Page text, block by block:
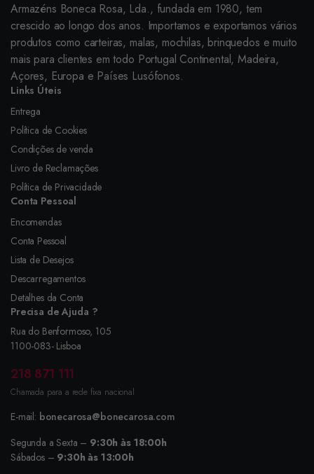
Armazéns Boneca Rosa, Lda., fundada em 1980, tem
crescido ao longo dos anos. Importamos e exportamos vários
produtos como carteiras, malas, mochilas, brinquedos e muito
mais para clientes em todo Portugal Continental, Madeira,
Açores, Europa e Países Lusófonos.
Links Úteis
Entrega
Política de Cookies
Condições de venda
Livro de Reclamações
Política de Privacidade
Conta Pessoal
Encomendas
Conta Pessoal
Lista de Desejos
Descarregamentos
Detalhes da Conta
Precisa de Ajuda ?
Rua do Benformoso, 105
1100-083- Lisboa
218 871 111
Chamada para a rede fixa nacional
E-mail: bonecarosa@bonecarosa.com
Segunda a Sexta – 9:30h às 18:00h
Sábados – 9:30h às 13:00h